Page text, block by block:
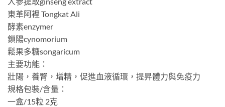
東革阿裡 Tongkat Ali
酵素enzymer
鎖陽cynomorium
鬆果多糖songaricum
主要功能：
壯陽，養腎，增精，促進血液循環，提昇體力與免疫力
規格包裝/含量：
一盒/15粒 2克